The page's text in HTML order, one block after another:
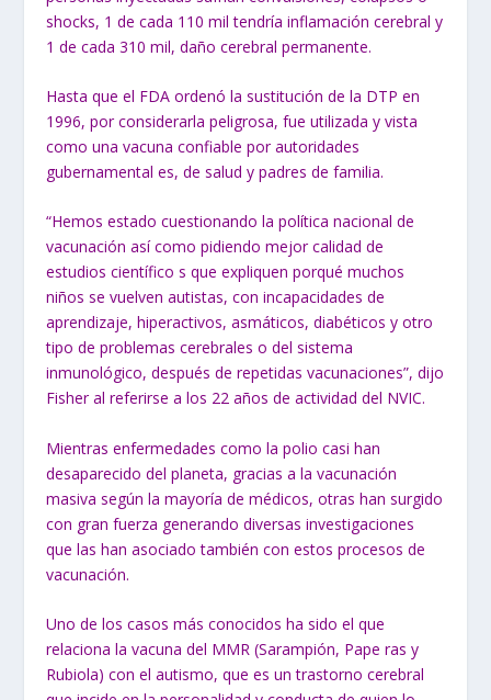
shocks, 1 de cada 110 mil tendría inflamación cerebral y
1 de cada 310 mil, daño cerebral permanente.
Hasta que el FDA ordenó la sustitución de la DTP en
1996, por considerarla peligrosa, fue utilizada y vista
como una vacuna confiable por autoridades
gubernamental es, de salud y padres de familia.
“Hemos estado cuestionando la política nacional de
vacunación así comopidiendo mejor calidad de
estudios científico s que expliquen porqué muchos
niños se vuelven autistas, con incapacidades de
aprendizaje, hiperactivos, asmáticos, diabéticos y otro
tipo de problemas cerebrales o del sistema
inmunológico, después de repetidas vacunaciones”, dijo
Fisher al referirse a los 22 años de actividad del NVIC.
Mientras enfermedades como la polio casi han
desaparecido del planeta, gracias a la vacunación
masiva según la mayoría de médicos, otras hansurgido
con gran fuerza generando diversas investigaciones
que las hanasociado también con estos procesos de
vacunación.
Uno de los casos más conocidos ha sido el que
relaciona la vacuna del MMR (Sarampión, Pape ras y
Rubiola) con el autismo, que es un trastorno cerebral